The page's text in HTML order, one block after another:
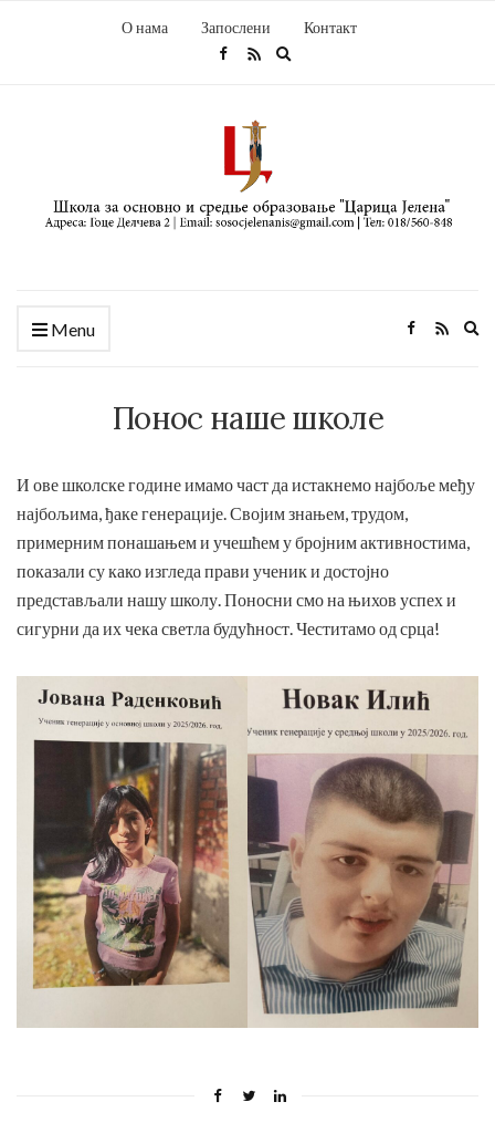
О нама Запослени Контакт
Menu
Понос наше школе
И ове школске године имамо част да истакнемо најбоље међу
најбољима, ђаке генерације. Својим знањем, трудом,
примерним понашањем и учешћем у бројним активностима,
показали су како изгледа прави ученик и достојно
представљали нашу школу. Поносни смо на њихов успех и
сигурни да их чека светла будућност. Честитамо од срца!